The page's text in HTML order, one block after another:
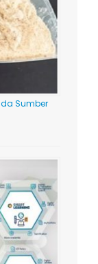
Sumber